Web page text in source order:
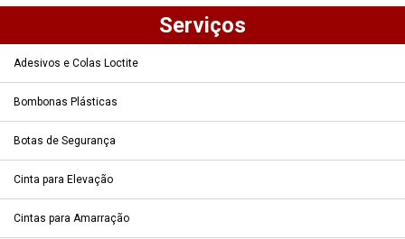
Serviços
Adesivos e Colas Loctite
Bombonas Plásticas
Botas de Segurança
Cinta para Elevação
Cintas para Amarração